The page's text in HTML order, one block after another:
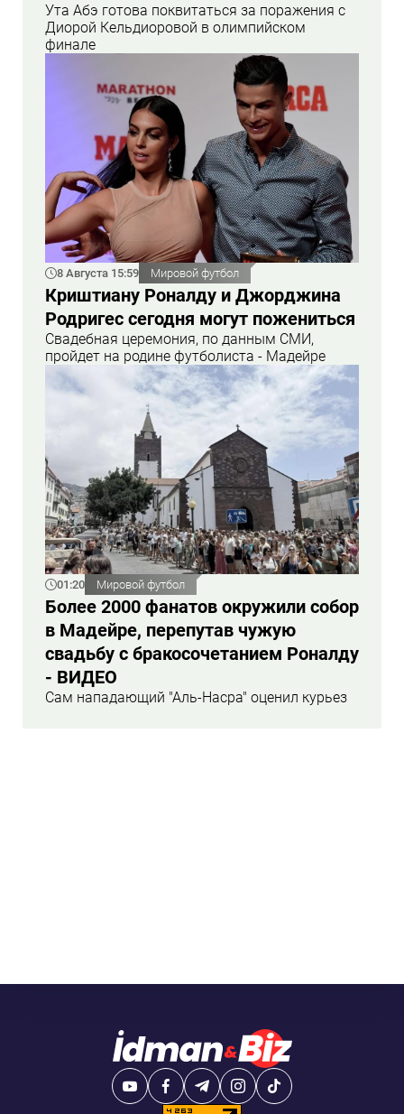
Ута Абэ готова поквитаться за поражения с
Диорой Кельдиоровой в олимпийском
финале
8 Августа 15:59 Мировой футбол
Криштиану Роналду и Джорджина
Родригес сегодня могут пожениться
Свадебная церемония, по данным СМИ,
пройдет на родине футболиста - Мадейре
01:20 Мировой футбол
Более 2000 фанатов окружили собор
в Мадейре, перепутав чужую
свадьбу с бракосочетанием Роналду
- ВИДЕО
Сам нападающий "Аль-Насра" оценил курьез